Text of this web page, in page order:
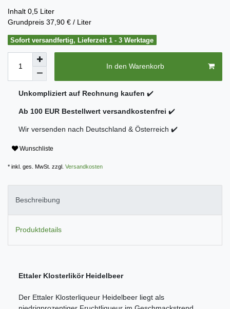
Inhalt 0,5 Liter
Grundpreis 37,90 € / Liter
Sofort versandfertig, Lieferzeit 1 - 3 Werktage
In den Warenkorb
Unkompliziert auf Rechnung kaufen ✔️
Ab 100 EUR Bestellwert versandkostenfrei ✔️
Wir versenden nach Deutschland & Österreich ✔️
Wunschliste
* inkl. ges. MwSt. zzgl. Versandkosten
Beschreibung
Produktdetails
Ettaler Klosterlikör Heidelbeer
Der Ettaler Klosterliqueur Heidelbeer liegt als